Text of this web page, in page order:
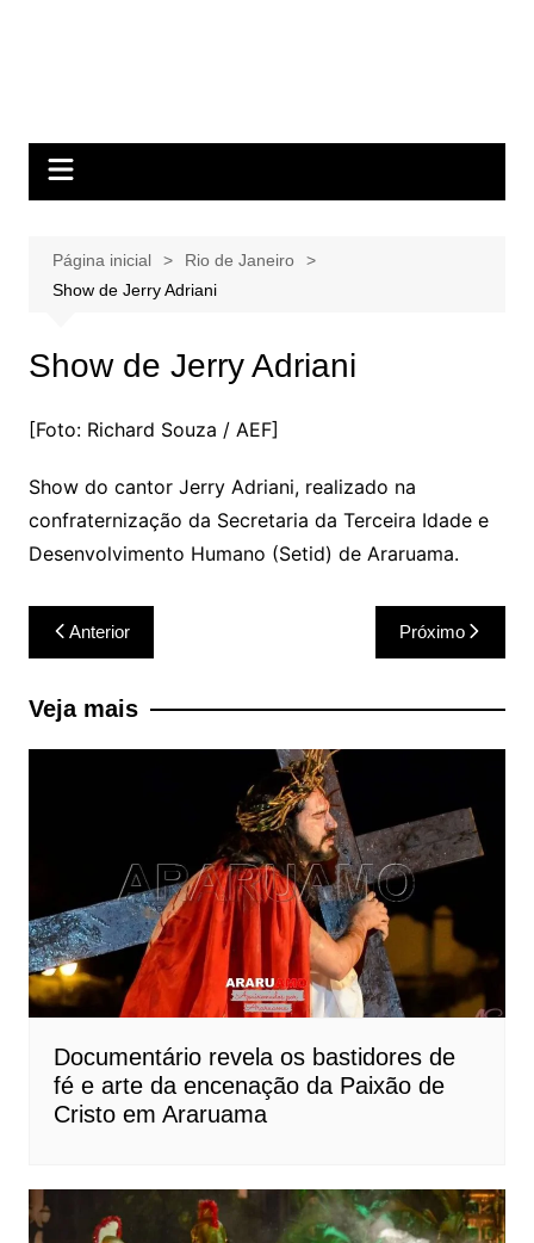
Página inicial
Rio de Janeiro
Show de Jerry Adriani
Show de Jerry Adriani
[Foto: Richard Souza / AEF]
Show do cantor Jerry Adriani, realizado na
confraternização da Secretaria da Terceira Idade e
Desenvolvimento Humano (Setid) de Araruama.
Navegação
de
Post
Anterior Próximo
Veja mais
Documentário revela os bastidores de
fé e arte da encenação da Paixão de
Cristo em Araruama